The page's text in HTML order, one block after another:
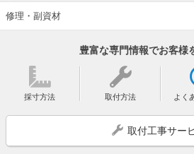
修理・副資材
豊富な専門情報でお客様
採寸方法 取付方法 よく
取付工事サー